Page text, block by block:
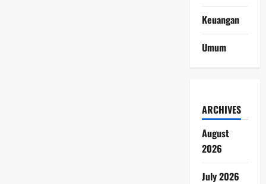
Keuangan
Umum
ARCHIVES
August
2026
July 2026